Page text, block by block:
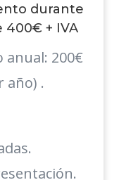
durante
+ IVA
200€
año) .